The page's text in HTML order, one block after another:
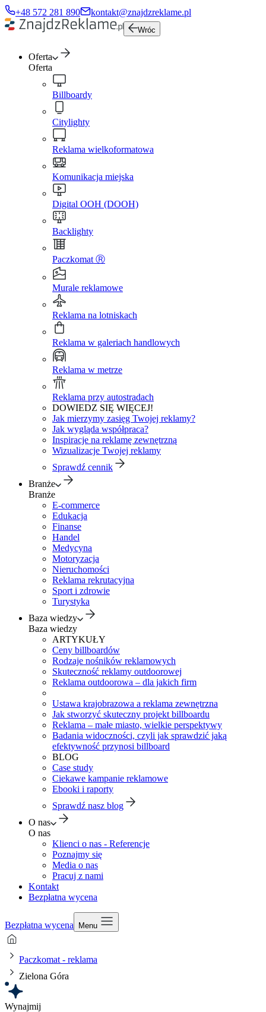
+48 572 281 890 kontakt@znajdzreklame.pl
Wróc
Oferta
Oferta
Billboardy
Citylighty
Reklama wielkoformatowa
Komunikacja miejska
Digital OOH (DOOH)
Backlighty
Paczkomat Ⓡ
Murale reklamowe
Reklama na lotniskach
Reklama w galeriach handlowych
Reklama w metrze
Reklama przy autostradach
DOWIEDZ SIĘ WIĘCEJ!
Jak mierzymy zasięg Twojej reklamy?
Jak wygląda współpraca?
Inspiracje na reklamę zewnętrzną
Wizualizacje Twojej reklamy
Sprawdź cennik
Branże
Branże
E-commerce
Edukacja
Finanse
Handel
Medycyna
Motoryzacja
Nieruchomości
Reklama rekrutacyjna
Sport i zdrowie
Turystyka
Baza wiedzy
Baza wiedzy
ARTYKUŁY
Ceny billboardów
Rodzaje nośników reklamowych
Skuteczność reklamy outdoorowej
Reklama outdoorowa – dla jakich firm
Ustawa krajobrazowa a reklama zewnętrzna
Jak stworzyć skuteczny projekt billboardu
Reklama – małe miasto, wielkie perspektywy
Badania widoczności, czyli jak sprawdzić jaką
efektywność przynosi billboard
BLOG
Case study
Ciekawe kampanie reklamowe
Ebooki i raporty
Sprawdź nasz blog
O nas
O nas
Klienci o nas - Referencje
Poznajmy się
Media o nas
Pracuj z nami
Kontakt
Bezpłatna wycena
Bezpłatna wycena Menu
Paczkomat - reklama
Zielona Góra
Wynajmij